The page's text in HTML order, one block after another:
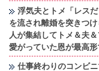
浮気夫とトメ「レス
を流され離婚を突きつ
人が集結してトメ＆夫
愛がっていた恩が最高
仕事終わりのコンビ